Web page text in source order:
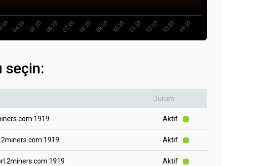
04:10 05:10 06:10 07:10 08:10 09:10 10:10 11:10 12:10 13:10 14:10
seçin:
Durum
Aktif
Aktif
Aktif